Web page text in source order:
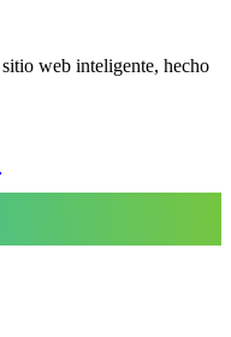
web inteligente, hecho